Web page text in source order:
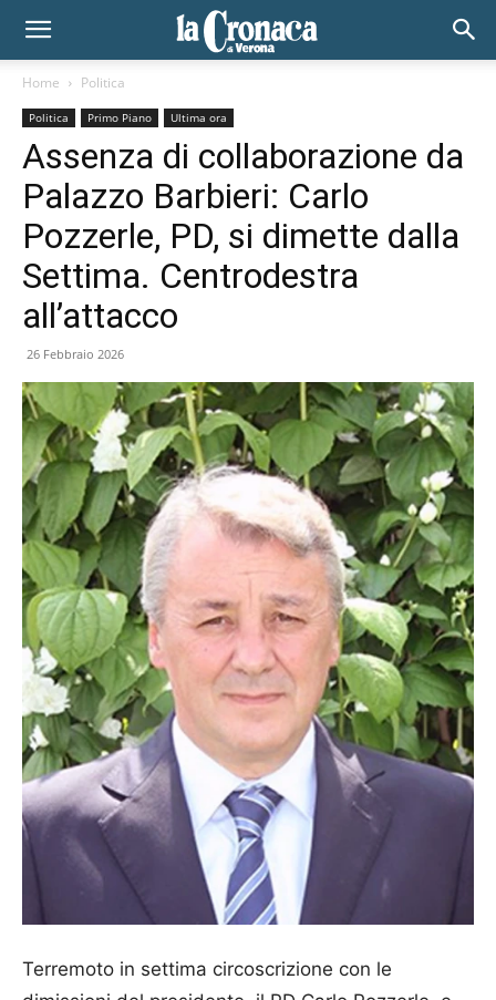
Home Politica
Politica Primo Piano Ultima ora
Assenza di collaborazione da
Palazzo Barbieri: Carlo
Pozzerle, PD, si dimette dalla
Settima. Centrodestra
all’attacco
26 Febbraio 2026
Terremoto in settima circoscrizione con le